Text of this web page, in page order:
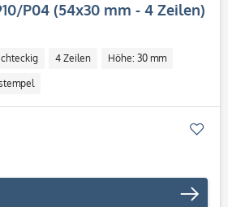
P04 (54x30 mm - 4 Zeilen)
4 Zeilen Höhe: 30 mm